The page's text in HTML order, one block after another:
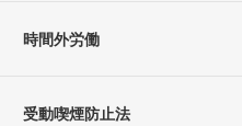
時間外労働
受動喫煙防止法